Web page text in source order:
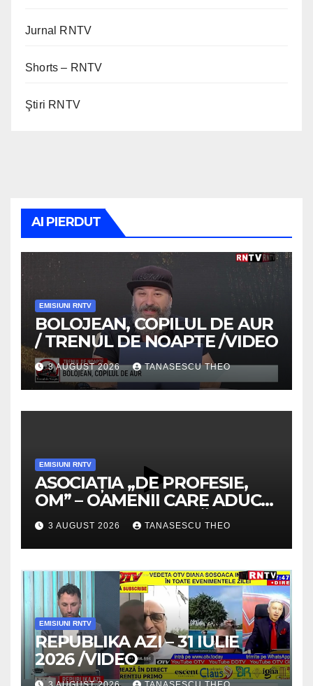
Jurnal RNTV
Shorts – RNTV
Ştiri RNTV
AI PIERDUT
EMISIUNI RNTV
BOLOJEAN, COPILUL DE AUR
/ TRENUL DE NOAPTE /VIDEO
3 AUGUST 2026 TANASESCU THEO
EMISIUNI RNTV
ASOCIAȚIA „DE PROFESIE,
OM” – OAMENII CARE ADUC
VALOARE COMUNITĂȚII /
SECRETELE SUCCESULUI
/VIDEO
3 AUGUST 2026 TANASESCU THEO
EMISIUNI RNTV
REPUBLIKA AZI – 31 IULIE
2026 /VIDEO